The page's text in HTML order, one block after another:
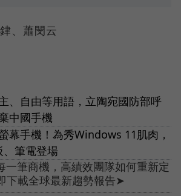
、蕭閔云
、自由等用語，立陶宛國防部呼
中國手機
幕手機！為秀Windows 11肌肉，
筆電登場
一筆商機，高績效團隊如何重新定
下載全球最新趨勢報告➤